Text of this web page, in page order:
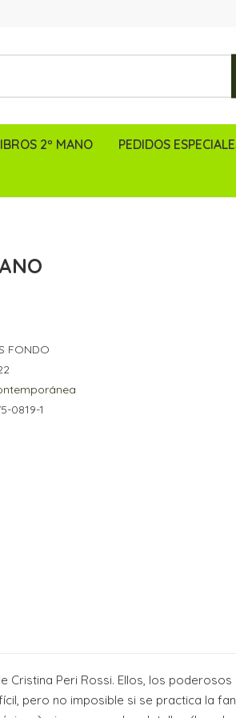
2º MANO PEDIDOS
FONDO
0819-1
Cristina Peri Rossi. Ellos, los
pero no imposible si se practica la